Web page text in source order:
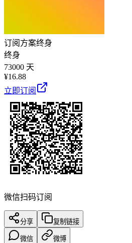
订阅方案终身
终身
73000 天
¥16.88
立即订阅
微信扫码订阅
分享 复制链接
微信 微博